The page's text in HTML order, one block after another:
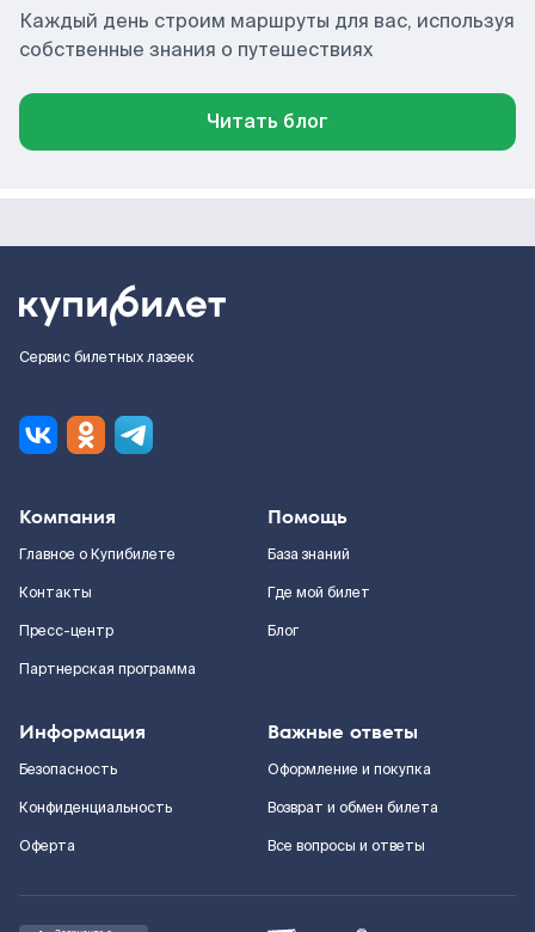
Каждый день строим маршруты для вас, используя
собственные знания о путешествиях
Читать блог
Сервис билетных лазеек
Компания
Главное о Купибилете
Контакты
Пресс-центр
Партнерская программа
Помощь
База знаний
Где мой билет
Блог
Информация
Безопасность
Конфиденциальность
Оферта
Важные ответы
Оформление и покупка
Возврат и обмен билета
Все вопросы и ответы